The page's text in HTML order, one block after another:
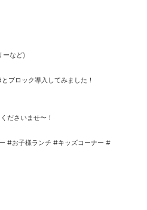
ーなど)
ブロック導入してみました！
ださいませ〜！
#お子様ランチ #キッズコーナー #